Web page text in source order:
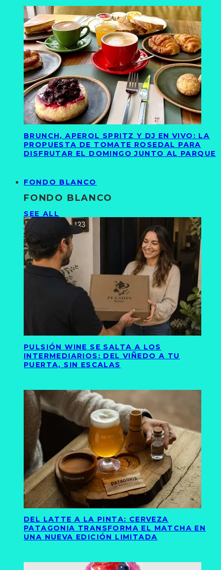
BRUNCH, APEROL SPRITZ Y DJ EN VIVO: LA
PROPUESTA DE TOMATE ROSEDAL PARA
DISFRUTAR EL DOMINGO JUNTO AL PARQUE
FONDO BLANCO
FONDO BLANCO
SEE ALL
PULSIÓN WINE SE SALTA A LOS
INTERMEDIARIOS: DEL VIÑEDO A TU
PUERTA, SIN ESCALAS
DEL LATTE A LA PINTA: CERVEZA
PATAGONIA TRANSFORMA EL MATCHA EN
UNA NUEVA EDICIÓN LIMITADA